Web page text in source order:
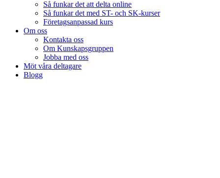
Så funkar det att delta online
Så funkar det med ST- och SK-kurser
Företagsanpassad kurs
Om oss
Kontakta oss
Om Kunskapsgruppen
Jobba med oss
Möt våra deltagare
Blogg